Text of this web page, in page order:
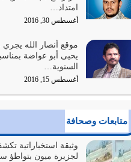
أغسطس 1, 2026
الله المتمثل في القرآن الكريم
يوليو 31, 2026
وعد الله تعالى من يُقتل في سبيله
والرزق والاستبشار والنجاة
امتداد…
أغسطس 30, 2016
موقع أنصار الله يجري
يحيى أبو عواضة
السنوية…
أغسطس 15, 2016
متابعات وصحافة
وثيقة استخباراتية
لجزيرة ميون بتواطؤ